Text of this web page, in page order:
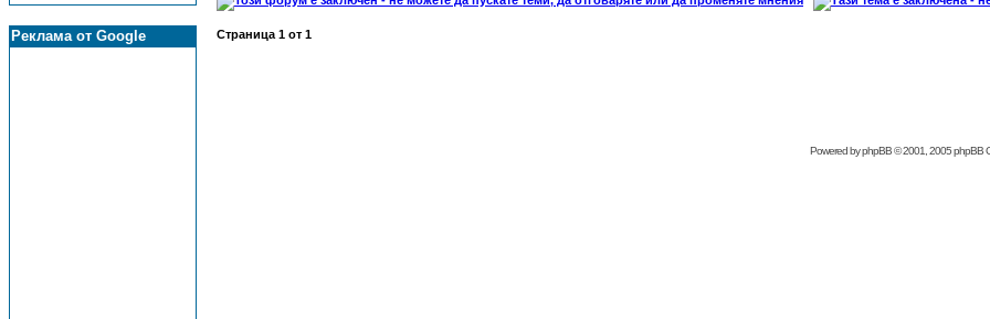
Реклама от Google Страница 1 от 1
Powered byphpBB© 2001, 2005 phpBB